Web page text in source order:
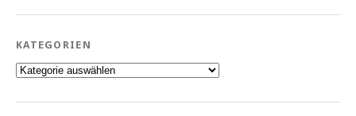
KATEGORIEN
Kategorien